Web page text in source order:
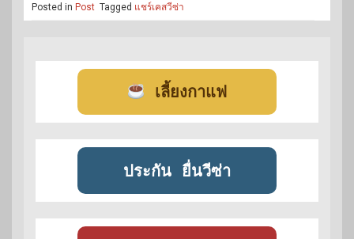
Posted in Post Tagged แชร์เคสวีซ่า
เลี้ยงกาแฟ
ประกัน ยื่นวีซ่า